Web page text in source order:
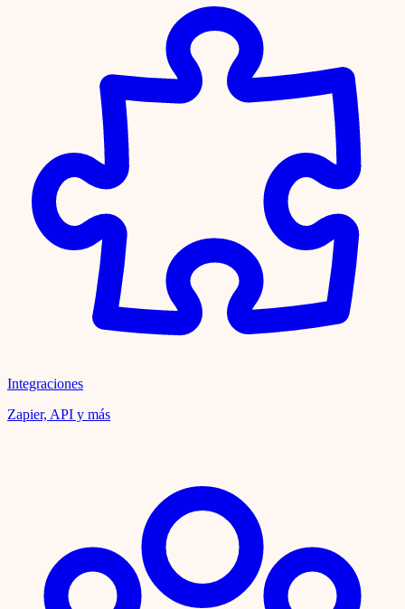
Integraciones
Zapier, API y más